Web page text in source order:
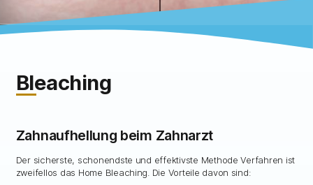
Bleaching
Zahnaufhellung beim Zahnarzt
Der sicherste, schonendste und effektivste Methode Verfahren ist
zweifellos das Home Bleaching. Die Vorteile davon sind: